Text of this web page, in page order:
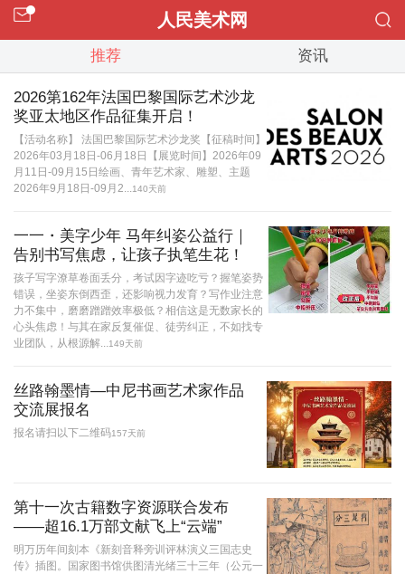
人民美术网
推荐 资讯
2026第162年法国巴黎国际艺术沙龙
奖亚太地区作品征集开启！
【活动名称】 法国巴黎国际艺术沙龙奖【征稿时间】
2026年03月18日-06月18日【展览时间】2026年09
月11日-09月15日绘画、青年艺术家、雕塑、主题
2026年9月18日-09月2...140天前
一一・美字少年 马年纠姿公益行｜
告别书写焦虑，让孩子执笔生花！
孩子写字潦草卷面丢分，考试因字迹吃亏？握笔姿势
错误，坐姿东倒西歪，还影响视力发育？写作业注意
力不集中，磨磨蹭蹭效率极低？相信这是无数家长的
心头焦虑！与其在家反复催促、徒劳纠正，不如找专
业团队，从根源解...149天前
丝路翰墨情—中尼书画艺术家作品
交流展报名
报名请扫以下二维码157天前
第十一次古籍数字资源联合发布
——超16.1万部文献飞上“云端”
明万历年间刻本《新刻音释旁训评林演义三国志史
传》插图。国家图书馆供图清光绪三十三年（公元一